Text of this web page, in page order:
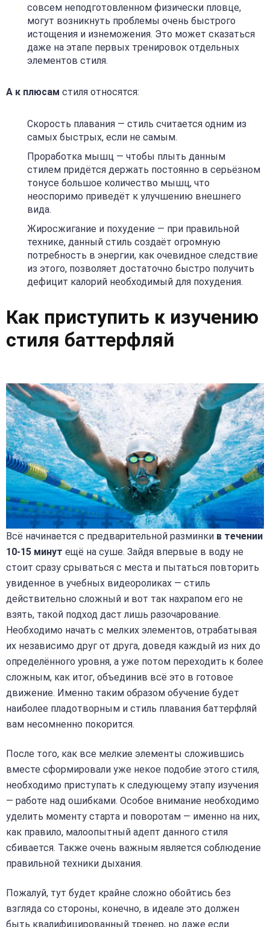
совсем неподготовленном физически пловце,
могут возникнуть проблемы очень быстрого
истощения и изнеможения. Это может сказаться
даже на этапе первых тренировок отдельных
элементов стиля.
А к плюсам стиля относятся:
Скорость плавания — стиль считается одним из
самых быстрых, если не самым.
Проработка мышц — чтобы плыть данным
стилем придётся держать постоянно в серьёзном
тонусе большое количество мышц, что
неоспоримо приведёт к улучшению внешнего
вида.
Жиросжигание и похудение — при правильной
технике, данный стиль создаёт огромную
потребность в энергии, как очевидное следствие
из этого, позволяет достаточно быстро получить
дефицит калорий необходимый для похудения.
Как приступить к изучению
стиля баттерфляй
Всё начинается с предварительной разминки в течении
10-15 минут ещё на суше. Зайдя впервые в воду не
стоит сразу срываться с места и пытаться повторить
увиденное в учебных видеороликах — стиль
действительно сложный и вот так нахрапом его не
взять, такой подход даст лишь разочарование.
Необходимо начать с мелких элементов, отрабатывая
их независимо друг от друга, доведя каждый из них до
определённого уровня, а уже потом переходить к более
сложным, как итог, объединив всё это в готовое
движение. Именно таким образом обучение будет
наиболее пладотворным и стиль плавания баттерфляй
вам несомненно покорится.
После того, как все мелкие элементы сложившись
вместе сформировали уже некое подобие этого стиля,
необходимо приступать к следующему этапу изучения
— работе над ошибками. Особое внимание необходимо
уделить моменту старта и поворотам — именно на них,
как правило, малоопытный адепт данного стиля
сбивается. Также очень важным является соблюдение
правильной техники дыхания.
Пожалуй, тут будет крайне сложно обойтись без
взгляда со стороны, конечно, в идеале это должен
быть квалифицированный тренер, но даже если